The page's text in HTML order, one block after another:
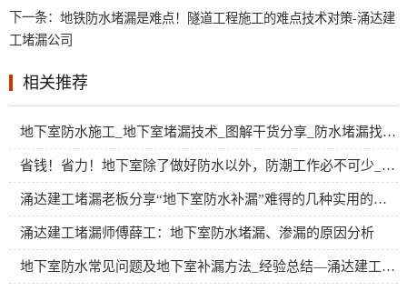
下一条： 地铁防水堵漏是难点！隧道工程施工的难点技术对策-涌达建
工堵漏公司
相关推荐
地下室防水施工_地下室堵漏技术_图解干货分享_防水堵漏找薛工
省钱！省力！地下室除了做好防水以外，防潮工作必不可少_方案介绍
涌达建工堵漏老板分享“地下室防水补漏”难得的几种实用的专业方案
涌达建工堵漏师傅薛工：地下室防水堵漏、渗漏的原因分析
地下室防水常见问题及地下室补漏方法_经验总结—涌达建工防水堵漏